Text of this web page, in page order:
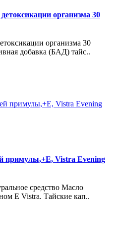
организма 30
организма 30
добавка (БАД) тайс..
примулы,+Е, Vistra Evening
средство Масло
Е Vistra. Тайские кап..